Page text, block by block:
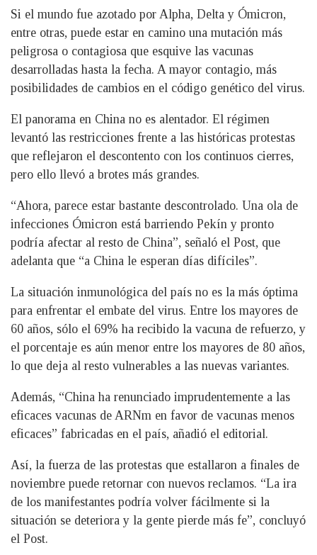
Si el mundo fue azotado por Alpha, Delta y Ómicron,
entre otras, puede estar en camino una mutación más
peligrosa o contagiosa que esquive las vacunas
desarrolladas hasta la fecha. A mayor contagio, más
posibilidades de cambios en el código genético del virus.
El panorama en China no es alentador. El régimen
levantó las restricciones frente a las históricas protestas
que reflejaron el descontento con los continuos cierres,
pero ello llevó a brotes más grandes.
“Ahora, parece estar bastante descontrolado. Una ola de
infecciones Ómicron está barriendo Pekín y pronto
podría afectar al resto de China”, señaló el Post, que
adelanta que “a China le esperan días difíciles”.
La situación inmunológica del país no es la más óptima
para enfrentar el embate del virus. Entre los mayores de
60 años, sólo el 69% ha recibido la vacuna de refuerzo, y
el porcentaje es aún menor entre los mayores de 80 años,
lo que deja al resto vulnerables a las nuevas variantes.
Además, “China ha renunciado imprudentemente a las
eficaces vacunas de ARNm en favor de vacunas menos
eficaces” fabricadas en el país, añadió el editorial.
Así, la fuerza de las protestas que estallaron a finales de
noviembre puede retornar con nuevos reclamos. “La ira
de los manifestantes podría volver fácilmente si la
situación se deteriora y la gente pierde más fe”, concluyó
el Post.